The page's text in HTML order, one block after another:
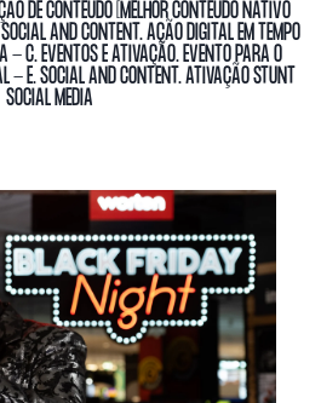
DE CONTEÚDO [MELHOR CONTEÚDO NATIVO
AND CONTENT. AÇÃO DIGITAL EM TEMPO
- C. EVENTOS E ATIVAÇÃO. EVENTO PARA O
- E. SOCIAL AND CONTENT. ATIVAÇÃO STUNT
SOCIAL MEDIA